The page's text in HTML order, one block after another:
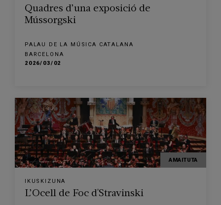
Quadres d’una exposició de
Mússorgski
PALAU DE LA MÚSICA CATALANA
BARCELONA
2026/03/02
AMAITUTA
IKUSKIZUNA
L’Ocell de Foc d'Stravinski